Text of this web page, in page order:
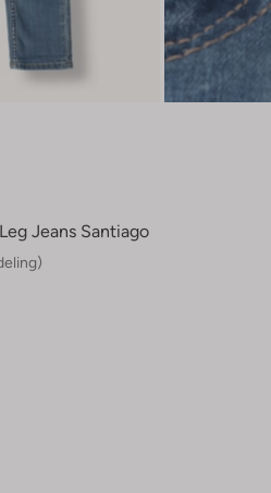
Jeans Santiago